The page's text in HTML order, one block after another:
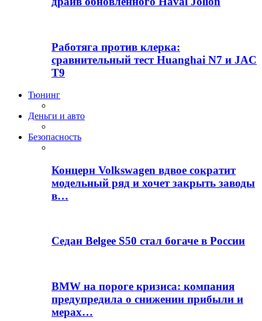
Работяга против клерка:
сравнительный тест Huanghai N7 и JAC
T9
Тюнинг
Деньги и авто
Безопасность
Концерн Volkswagen вдвое сократит
модельный ряд и хочет закрыть заводы
в…
Седан Belgee S50 стал богаче в России
BMW на пороге кризиса: компания
предупредила о снижении прибыли и
мерах…